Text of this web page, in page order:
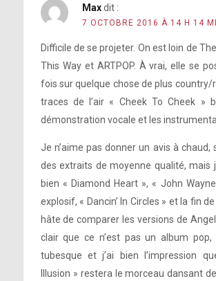
Max dit :
7 OCTOBRE 2016 À 14 H 14
Difficile de se projeter. On est loin de
This Way et ARTPOP. À vrai, elle se
fois sur quelque chose de plus country/
traces de l’air « Cheek To Cheek »
démonstration vocale et les
Je n’aime pas donner un avis à chaud,
des extraits de moyenne qualité, mais
bien « Diamond Heart », « John
explosif, « Dancin’ In Circles » et la fin de
hâte de comparer les versions de
clair que ce n’est pas un album pop,
tubesque et j’ai bien l’impression
Illusion » restera le morceau dansant